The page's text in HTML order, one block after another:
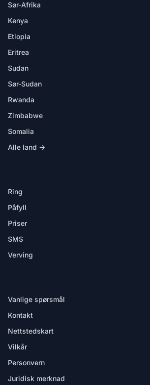
Sør-Afrika
Kenya
Etiopia
Eritrea
Sudan
Sør-Sudan
Rwanda
Zimbabwe
Somalia
Alle land →
Ring
Påfyll
Priser
SMS
Verving
Vanlige spørsmål
Kontakt
Nettstedskart
Vilkår
Personvern
Juridisk merknad